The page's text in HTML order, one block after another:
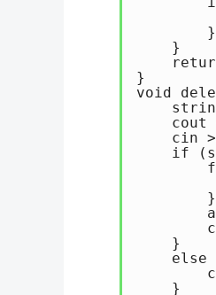
}
}
}
void
string
cout <<
cin >>
if
for (int
abs-
}
abs-
cout
}
else
cout
}